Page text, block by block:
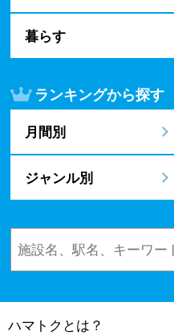
暮らす
ランキングから探す
月間別
ジャンル別
ハマトクとは？